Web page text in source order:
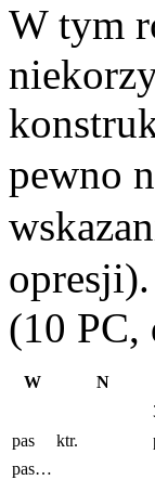
W tym
pewno
(10 PC,
W N
pas
ktr.
pas…